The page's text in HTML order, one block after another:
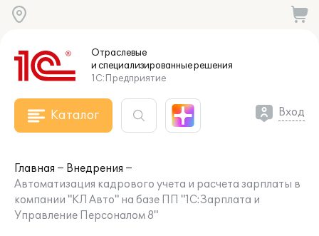
Отраслевые
и специализированныерешения
1С:Предприятие
Каталог Вход
Главная
Внедрения
Автоматизация кадрового учета и расчета зарплаты в
компании "КЛ Авто" на базе ПП "1С:Зарплата и
Управление Персоналом 8"